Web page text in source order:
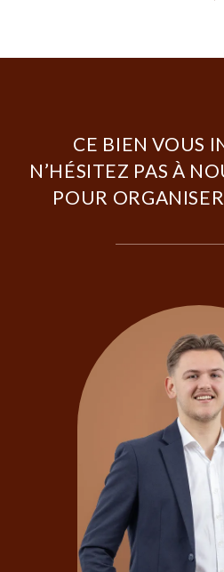
CE BIEN VOUS
N’HÉSITEZ PAS À
POUR